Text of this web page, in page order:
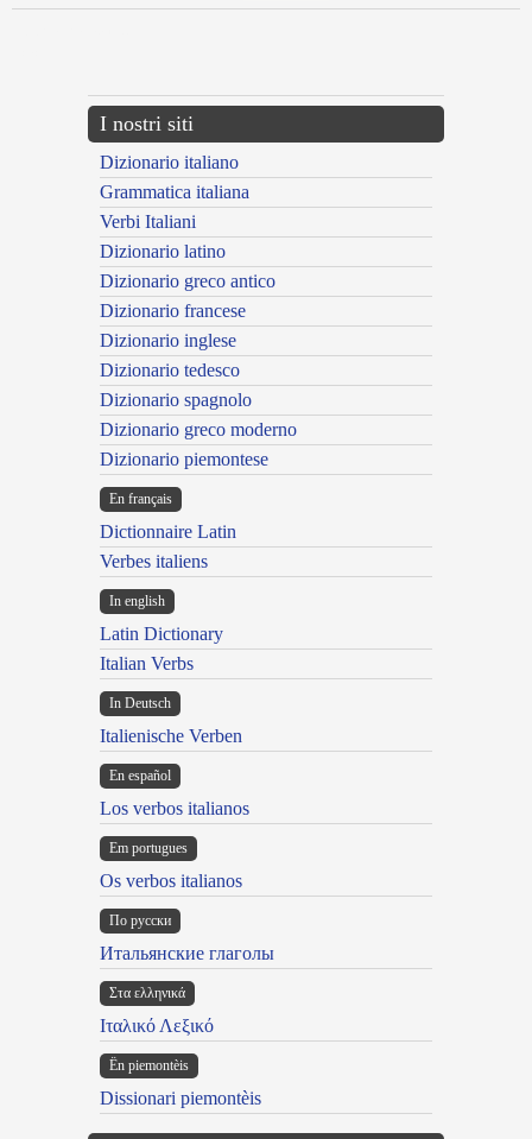
I nostri siti
Dizionario italiano
Grammatica italiana
Verbi Italiani
Dizionario latino
Dizionario greco antico
Dizionario francese
Dizionario inglese
Dizionario tedesco
Dizionario spagnolo
Dizionario greco moderno
Dizionario piemontese
En français
Dictionnaire Latin
Verbes italiens
In english
Latin Dictionary
Italian Verbs
In Deutsch
Italienische Verben
En español
Los verbos italianos
Em portugues
Os verbos italianos
По русски
Итальянские глаголы
Στα ελληνικά
Ιταλικό Λεξικό
Ën piemontèis
Dissionari piemontèis